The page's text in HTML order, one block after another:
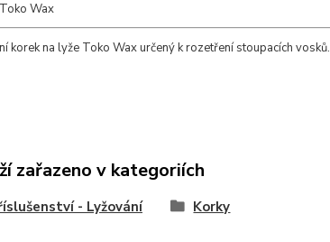
Wax
korek na lyže Toko Wax určený k rozetření stoupacích vosků.
zařazeno v kategoriích
- Lyžování Korky